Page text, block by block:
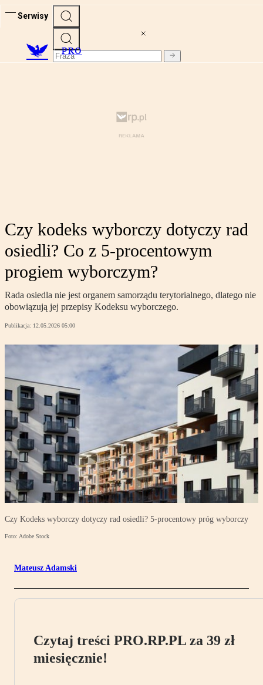
Serwisy
PRO
Czy kodeks wyborczy dotyczy rad
osiedli? Co z 5‑procentowym
progiem wyborczym?
Rada osiedla nie jest organem samorządu terytorialnego, dlatego nie
obowiązują jej przepisy Kodeksu wyborczego.
Publikacja: 12.05.2026 05:00
Czy Kodeks wyborczy dotyczy rad osiedli? 5‑procentowy próg wyborczy
Foto: Adobe Stock
Mateusz Adamski
Czytaj treści PRO.RP.PL za 39 zł
miesięcznie!